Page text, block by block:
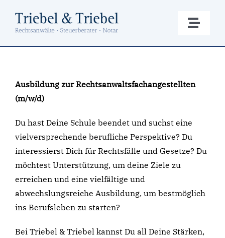
Inhalt
springen
Toggle
Rechtsberatung
Steuerberatung
Notariat
Formulare
Ausbildung zur Rechtsanwaltsfachangestellten
(m/w/d)
Du hast Deine Schule beendet und suchst eine
vielversprechende berufliche Perspektive? Du
interessierst Dich für Rechtsfälle und Gesetze? Du
möchtest Unterstützung, um deine Ziele zu
erreichen und eine vielfältige und
abwechslungsreiche Ausbildung, um bestmöglich
ins Berufsleben zu starten?
Bei Triebel & Triebel kannst Du all Deine Stärken,